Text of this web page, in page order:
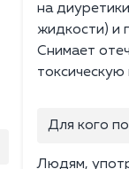
на
жидкости) и
Снимает
токсическую
Для кого
Людям,